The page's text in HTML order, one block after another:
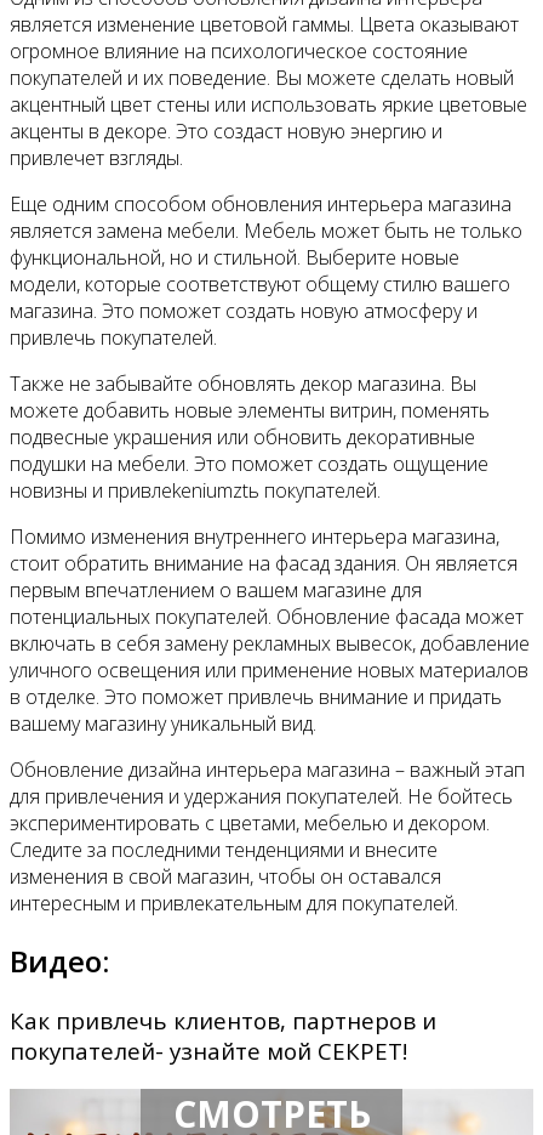
является изменение цветовой гаммы. Цвета оказывают
огромное влияние на психологическое состояние
покупателей и их поведение. Вы можете сделать новый
акцентный цвет стены или использовать яркие цветовые
акценты в декоре. Это создаст новую энергию и
привлечет взгляды.
Еще одним способом обновления интерьера магазина
является замена мебели. Мебель может быть не только
функциональной, но и стильной. Выберите новые
модели, которые соответствуют общему стилю вашего
магазина. Это поможет создать новую атмосферу и
привлечь покупателей.
Также не забывайте обновлять декор магазина. Вы
можете добавить новые элементы витрин, поменять
подвесные украшения или обновить декоративные
подушки на мебели. Это поможет создать ощущение
новизны и привлekeniumztь покупателей.
Помимо изменения внутреннего интерьера магазина,
стоит обратить внимание на фасад здания. Он является
первым впечатлением о вашем магазине для
потенциальных покупателей. Обновление фасада может
включать в себя замену рекламных вывесок, добавление
уличного освещения или применение новых материалов
в отделке. Это поможет привлечь внимание и придать
вашему магазину уникальный вид.
Обновление дизайна интерьера магазина – важный этап
для привлечения и удержания покупателей. Не бойтесь
экспериментировать с цветами, мебелью и декором.
Следите за последними тенденциями и внесите
изменения в свой магазин, чтобы он оставался
интересным и привлекательным для покупателей.
Видео:
Как привлечь клиентов, партнеров и
покупателей- узнайте мой СЕКРЕТ!
СМОТРЕТЬ